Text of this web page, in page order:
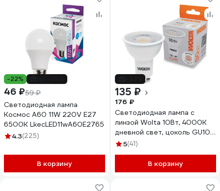
-22%
46 ₽59 ₽
Светодиодная лампа
Космос А60 11W 220V E27
6500K LkecLED11wA60E2765
4.3(225)
В корзину
135 ₽
176 ₽
Светодиодная лампа с
линзой Wolta 10Вт, 4000K
дневной свет, цоколь GU10,
220В, WSTD-PAR16-
5(41)
В корзину